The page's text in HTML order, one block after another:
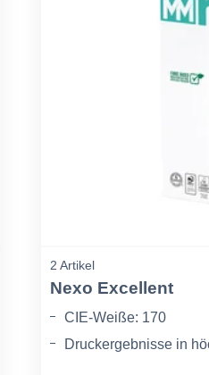
2 Artikel
Nexo Excellent
CIE-Weiße: 170
Druckergebnisse in